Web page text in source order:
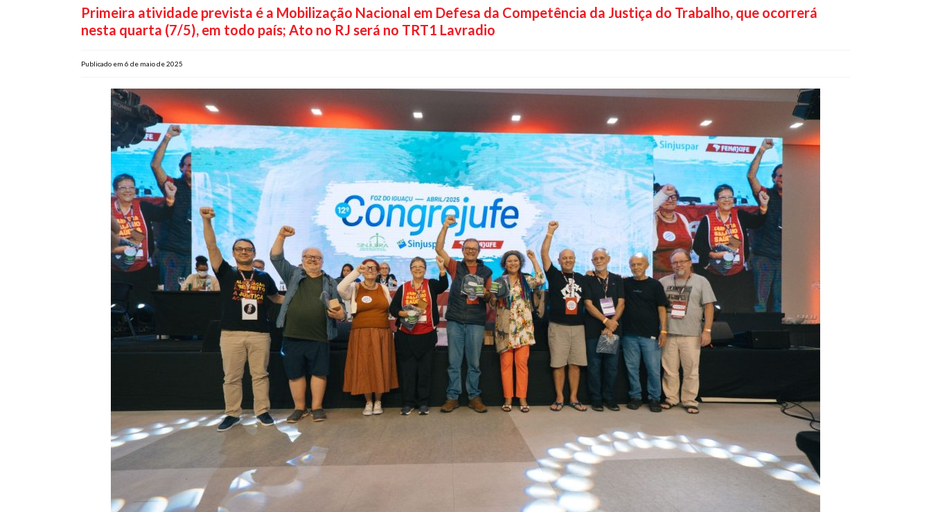
Primeira atividade prevista é a Mobilização Nacional em Defesa da Competência da Justiça do Trabalho, que ocorrerá
nesta quarta (7/5), em todo país; Ato no RJ será no TRT1 Lavradio
Publicado em 6 de maio de 2025